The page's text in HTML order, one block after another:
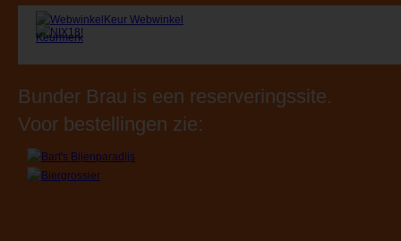
Bunder Brau is een reserveringssite.
Voor bestellingen zie: